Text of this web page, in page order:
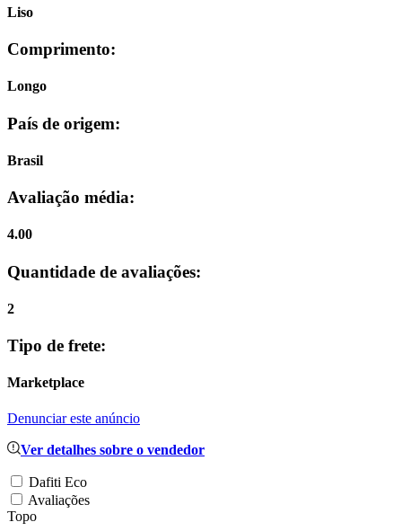
Liso
Comprimento:
Longo
País de origem:
Brasil
Avaliação média:
4.00
Quantidade de avaliações:
2
Tipo de frete:
Marketplace
Denunciar este anúncio
Ver detalhes sobre o vendedor
Dafiti Eco
Avaliações
Topo